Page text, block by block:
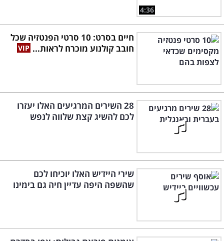
4:36
חיים בסרט: 10 סרטי הפנטזיה שכל
חובב קולנוע מוכרח לראות...
28 השירים המרגיעים האלו יעזרו
לכם להשיג קצת שלווה לנפש
שירי היידיש האלו יוכיחו לכם
שהשפה היפה עדיין חיה גם בימינו